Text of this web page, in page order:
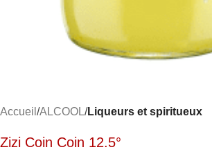
Accueil ALCOOL Liqueurs et spiritueux
Zizi Coin Coin 12.5°